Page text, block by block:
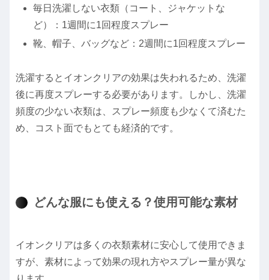
毎日洗濯しない衣類（コート、ジャケットな
ど）：1週間に1回程度スプレー
靴、帽子、バッグなど：2週間に1回程度スプレー
洗濯するとイオンクリアの効果は失われるため、洗濯
後に再度スプレーする必要があります。しかし、洗濯
頻度の少ない衣類は、スプレー頻度も少なくて済むた
め、コスト面でもとても経済的です。
どんな服にも使える？使用可能な素材
イオンクリアは多くの衣類素材に安心して使用できま
すが、素材によって効果の現れ方やスプレー量が異な